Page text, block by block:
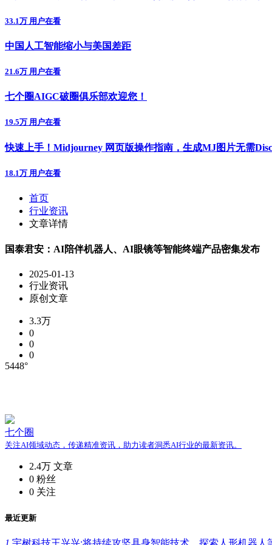
33.1万 用户在看
中国人工智能缩小与美国差距
21.6万 用户在看
七个圈AIGC破圈俱乐部欢迎您！
19.5万 用户在看
快速上手！Midjourney 网页版操作指南，生成MJ图片无需
18.1万 用户在看
首页
行业资讯
文章详情
国泰君安：AI陪伴机器人、AI眼镜等智能终端产品密集发布
2025-01-13
行业资讯
原创文章
3.3万
0
0
0
5448°
七个圈
关注AI领域动态，传递精准资讯，助力读者洞悉AI行业的最新资讯。
2.4万 文章
0 粉丝
0 关注
最近更新
1. 宇树科技王兴兴:将持续攻坚具身智能技术，探索人形机器人